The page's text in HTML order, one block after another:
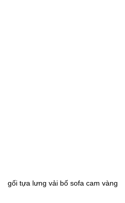
gối tựa lưng vải bố sofa cam vàng